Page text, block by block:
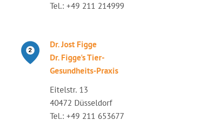
Tel.: +49 211 214999
Dr. Jost Figge
Dr. Figge's Tier-
Gesundheits-Praxis
Eitelstr. 13
40472 Düsseldorf
Tel.: +49 211 653677